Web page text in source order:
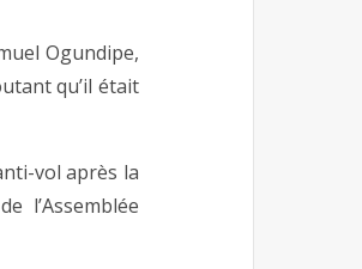
Ogundipe,
qu’il était
vol après la
l’Assemblée